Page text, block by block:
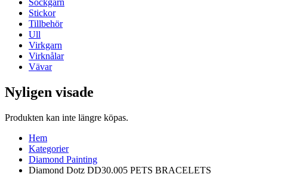
Stickor
Tillbehör
Ull
Virkgarn
Virknålar
Vävar
Nyligen visade
Produkten kan inte längre köpas.
Hem
Kategorier
Diamond Painting
Diamond Dotz DD30.005 PETS BRACELETS